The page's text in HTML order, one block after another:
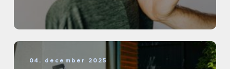
04. december 2025